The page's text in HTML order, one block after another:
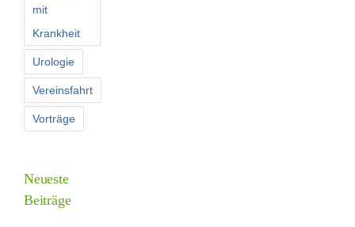
mit
Krankheit
Urologie
Vereinsfahrt
Vorträge
Neueste
Beiträge